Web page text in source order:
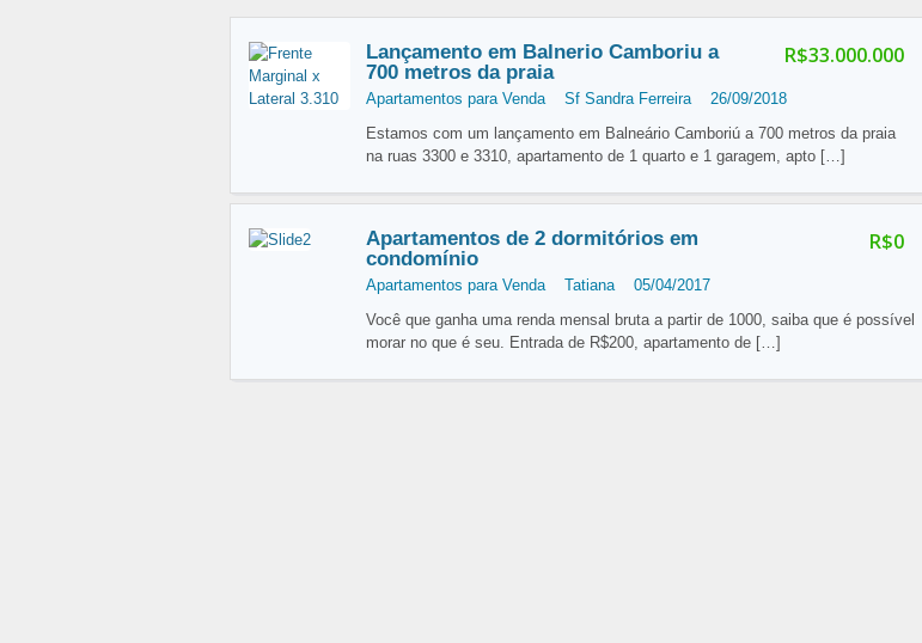
R$33.000.000
Lançamento em Balnerio Camboriu a
700 metros da praia
Apartamentos para Venda Sf Sandra Ferreira
26/09/2018
Estamos com um lançamento em Balneário Camboriú a 700 metros da praia
na ruas 3300 e 3310, apartamento de 1 quarto e 1 garagem, apto […]
R$0
Apartamentos de 2 dormitórios em
condomínio
Apartamentos para Venda Tatiana
05/04/2017
Você que ganha uma renda mensal bruta a partir de 1000, saiba que é possível
morar no que é seu. Entrada de R$200, apartamento de […]